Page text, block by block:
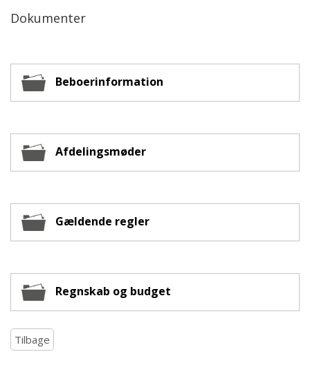
Dokumenter
Beboerinformation
Afdelingsmøder
Gældende regler
Regnskab og budget
Tilbage